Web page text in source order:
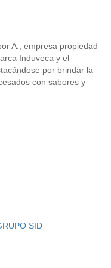
A., empresa propiedad
Induveca y el
por brindar la
con sabores y